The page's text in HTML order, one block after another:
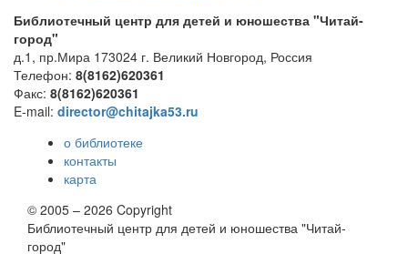
Библиотечный центр для детей и юношества "Читай-
город"
д.1, пр.Мира 173024 г. Великий Новгород, Россия
Телефон: 8(8162)620361
Факс: 8(8162)620361
E-mail: director@chitajka53.ru
о библиотеке
контакты
карта
© 2005 – 2026 Copyright
Библиотечный центр для детей и юношества "Читай-
город"